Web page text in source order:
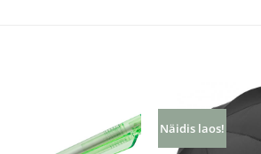
Näidis laos!